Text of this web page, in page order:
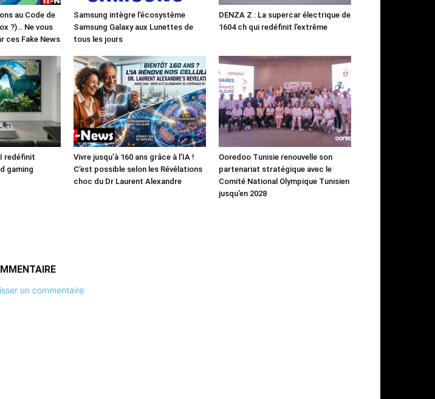
au Code de
?)… Ne vous
ces Fake News
Samsung intègre l’écosystème
Samsung Galaxy aux Lunettes de
tous les jours
DENZA Z : La supercar électrique de
1604 ch qui redéfinit l’extrême
redéfinit
gaming
Vivre jusqu’à 160 ans grâce à l’IA !
C’est possible selon les Révélations
choc du Dr Laurent Alexandre
Ooredoo Tunisie renouvelle son
partenariat stratégique avec le
Comité National Olympique Tunisien
jusqu’en 2028
un commentaire